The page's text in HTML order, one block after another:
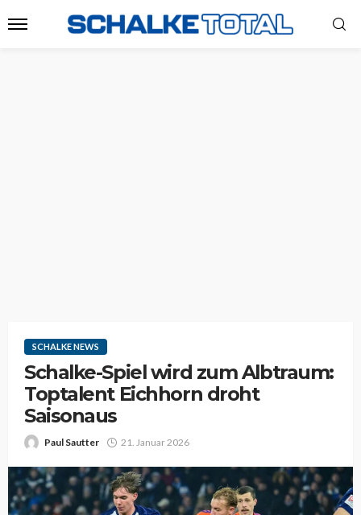
SCHALKE NEWS
Schalke-Spiel wird zum Albtraum:
Toptalent Eichhorn droht
Saisonaus
Paul Sautter 21. Januar 2026